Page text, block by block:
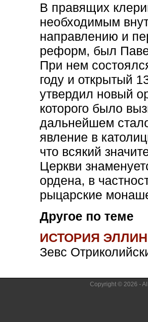
В правящих
необходимым
направлению и
реформ, был
При нем
году и открытый
утвердил новый
которого было
дальнейшем
явление в
что всякий
Церкви
ордена, в
рыцарские
Другое по теме
ИСТОРИЯ
Зевс
Copyright © 2026 -